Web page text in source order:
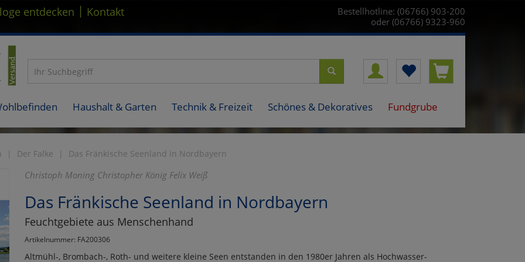
entdecken | Kontakt
Bestellhotline: (06766) 903-200
oder (06766) 9323-960
Haushalt & Garten Technik & Freizeit Schönes & Dekoratives Fundgrube
Der Falke Das Fränkische Seenland in Nordbayern
Christoph Moning Christopher König Felix Weiß
Das Fränkische Seenland in Nordbayern
Feuchtgebiete aus Menschenhand
Artikelnummer: FA200306
Altmühl-, Brombach-, Roth- und weitere kleine Seen entstanden in den 1980er Jahren als Hochwasser-